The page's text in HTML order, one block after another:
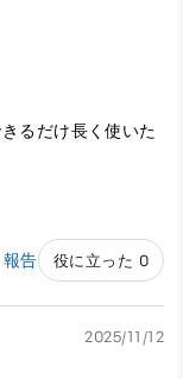
るだけ長く使いた
報告 役に立った 0
2025/11/12